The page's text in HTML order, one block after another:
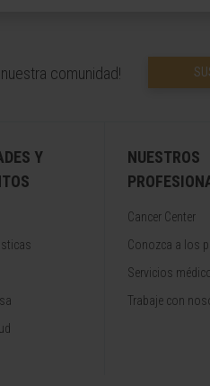
nuestra comunidad!
Y
NUESTROS
Cancer Center
Conozca a los
Servicios
Trabaje con